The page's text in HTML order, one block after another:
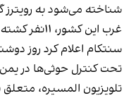
شناخته می‌شود به رویترز
غرب این کشور، ۱۱نفر کشته و ۱۴ نفر زخمی‌ شدند.»
سنتکام اعلام کرد روز
تحت کنترل حوثی‌ها در
تلویزیون المسیره،